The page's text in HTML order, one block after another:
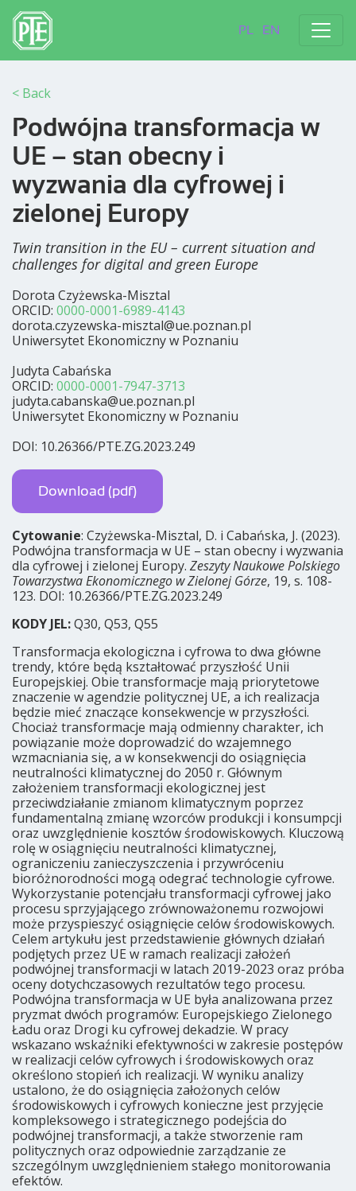
PL EN
< Back
Podwójna transformacja w
UE – stan obecny i
wyzwania dla cyfrowej i
zielonej Europy
Twin transition in the EU – current situation and
challenges for digital and green Europe
Dorota Czyżewska-Misztal
ORCID: 0000-0001-6989-4143
dorota.czyzewska-misztal@ue.poznan.pl
Uniwersytet Ekonomiczny w Poznaniu
Judyta Cabańska
ORCID: 0000-0001-7947-3713
judyta.cabanska@ue.poznan.pl
Uniwersytet Ekonomiczny w Poznaniu
DOI: 10.26366/PTE.ZG.2023.249
Download (pdf)
Cytowanie: Czyżewska-Misztal, D. i Cabańska, J. (2023).
Podwójna transformacja w UE – stan obecny i wyzwania
dla cyfrowej i zielonej Europy. Zeszyty Naukowe Polskiego
Towarzystwa Ekonomicznego w Zielonej Górze, 19, s. 108-
123. DOI: 10.26366/PTE.ZG.2023.249
KODY JEL:Q30, Q53, Q55
Transformacja ekologiczna i cyfrowa to dwa główne
trendy, które będą kształtować przyszłość Unii
Europejskiej. Obie transformacje mają priorytetowe
znaczenie w agendzie politycznej UE, a ich realizacja
będzie mieć znaczące konsekwencje w przyszłości.
Chociaż transformacje mają odmienny charakter, ich
powiązanie może doprowadzić do wzajemnego
wzmacniania się, a w konsekwencji do osiągnięcia
neutralności klimatycznej do 2050 r. Głównym
założeniem transformacji ekologicznej jest
przeciwdziałanie zmianom klimatycznym poprzez
fundamentalną zmianę wzorców produkcji i konsumpcji
oraz uwzględnienie kosztów środowiskowych. Kluczową
rolę w osiągnięciu neutralności klimatycznej,
ograniczeniu zanieczyszczenia i przywróceniu
bioróżnorodności mogą odegrać technologie cyfrowe.
Wykorzystanie potencjału transformacji cyfrowej jako
procesu sprzyjającego zrównoważonemu rozwojowi
może przyspieszyć osiągnięcie celów środowiskowych.
Celem artykułu jest przedstawienie głównych działań
podjętych przez UE w ramach realizacji założeń
podwójnej transformacji w latach 2019-2023 oraz próba
oceny dotychczasowych rezultatów tego procesu.
Podwójna transformacja w UE była analizowana przez
pryzmat dwóch programów: Europejskiego Zielonego
Ładu oraz Drogi ku cyfrowej dekadzie. W pracy
wskazano wskaźniki efektywności w zakresie postępów
w realizacji celów cyfrowych i środowiskowych oraz
określono stopień ich realizacji. W wyniku analizy
ustalono, że do osiągnięcia założonych celów
środowiskowych i cyfrowych konieczne jest przyjęcie
kompleksowego i strategicznego podejścia do
podwójnej transformacji, a także stworzenie ram
politycznych oraz odpowiednie zarządzanie ze
szczególnym uwzględnieniem stałego monitorowania
efektów.